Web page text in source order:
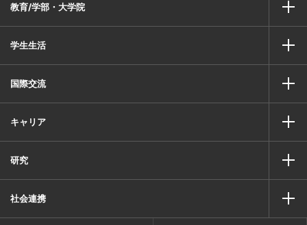
教育/学部・大学院
学生生活
国際交流
キャリア
研究
社会連携